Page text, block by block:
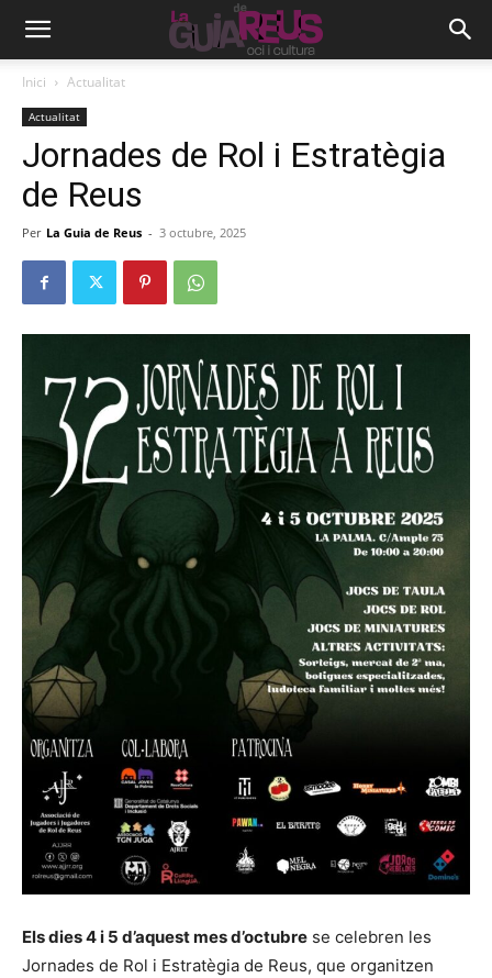
Inici Actualitat
Actualitat
Jornades de Rol i Estratègia
de Reus
Per La Guia de Reus - 3 octubre, 2025
Els dies 4 i 5 d’aquest mes d’octubre se celebren les
Jornades de Rol i Estratègia de Reus, que organitzen